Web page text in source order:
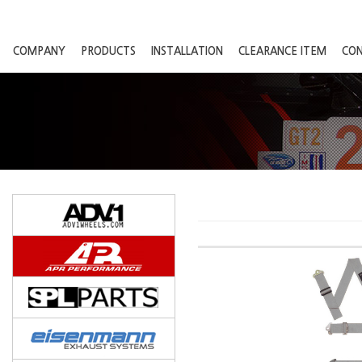
COMPANY PRODUCTS INSTALLATION CLEARANCE ITEM